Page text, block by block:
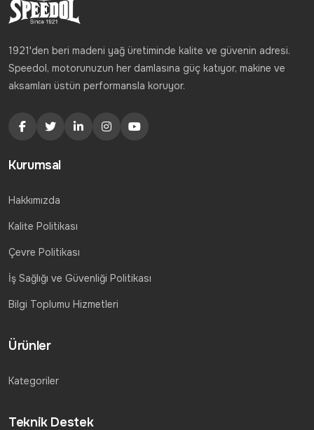
1921'den beri madeni yağ üretiminde kalite ve güvenin adresi.
Speedol, motorunuzun her damlasına güç katıyor, makine ve
aksamları üstün performansla koruyor.
Kurumsal
Hakkımızda
Kalite Politikası
Çevre Politikası
İş Sağlığı ve Güvenliği Politikası
Bilgi Toplumu Hizmetleri
Ürünler
Kategoriler
Teknik Destek